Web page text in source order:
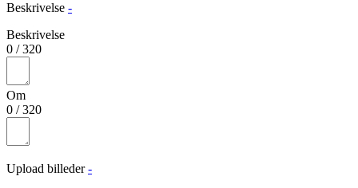
Beskrivelse -
Beskrivelse
0 /320
Om
0 /320
Upload billeder -